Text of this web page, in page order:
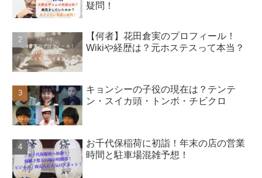
疑問！
【何者】花田倉実のプロフィール！
Wikiや経歴は？元ホステスって本当？
キョンシーの子役の現在は？テンテ
ン・スイカ頭・トンボ・チビクロ
お千代保稲荷に初詣！年末の店の営業
時間と駐車場混雑予想！